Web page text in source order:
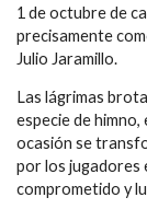
1 de octubre de
precisamente
Julio Jaramillo.
Las lágrimas
especie de
ocasión se
por los jugadores
comprometido y